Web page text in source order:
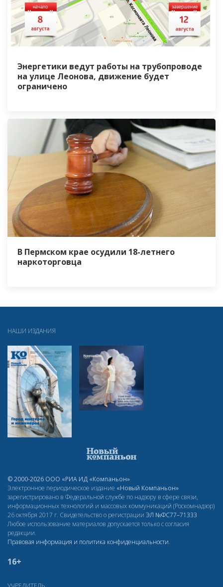
Энергетики ведут работы на трубопроводе
на улице Леонова, движение будет
ограничено
В Пермском крае осудили 18-летнего
наркоторговца
НАШИ ИЗДАНИЯ
© 2000-2026 ООО «РИА ИД «Компаньон»
Электронное периодическое издание «Новый Компаньон»
зарегистрировано в Федеральной службе по надзору в сфере связи,
информационных технологий и массовых коммуникаций (Роскомнадзор)
26 октября 2017 г. Свидетельство о регистрации ЭЛ №ФС77–71333
Любое использование материалов допускается только с согласия
редакции.
Правовая информация и политика конфиденциальности.
16+